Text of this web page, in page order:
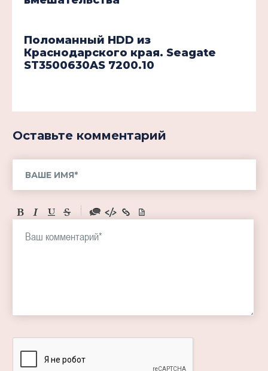
Поломанный HDD из
Краснодарского края. Seagate
ST3500630AS 7200.10
Оставьте комментарий
-
-
-